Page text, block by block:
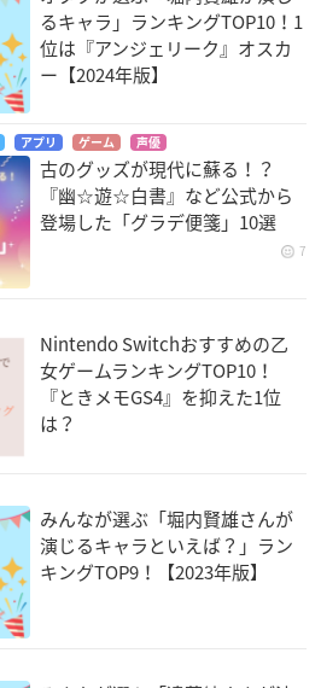
るキャラ」ランキングTOP10！1
位は『アンジェリーク』オスカ
ー【2024年版】
アプリ ゲーム 声優
古のグッズが現代に蘇る！？
『幽☆遊☆白書』など公式から
登場した「グラデ便箋」10選
7
Nintendo Switchおすすめの乙
女ゲームランキングTOP10！
『ときメモGS4』を抑えた1位
は？
みんなが選ぶ「堀内賢雄さんが
演じるキャラといえば？」ラン
キングTOP9！【2023年版】